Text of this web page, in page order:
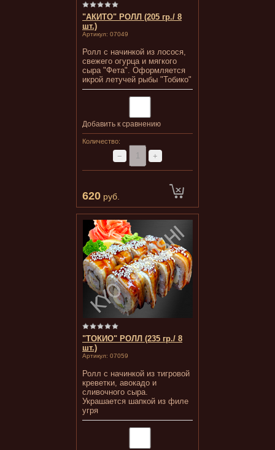
"АКИТО" РОЛЛ (205 гр./ 8
шт.)
Артикул: 07049
Ролл с начинкой из лосося,
свежего огурца и мягкого
сыра "Фета". Оформляется
икрой летучей рыбы "Тобико"
Добавить к сравнению
Количество:
− +
620 руб.
"ТОКИО" РОЛЛ (235 гр./ 8
шт.)
Артикул: 07059
Ролл с начинкой из тигровой
креветки, авокадо и
сливочного сыра.
Украшается шапкой из филе
угря